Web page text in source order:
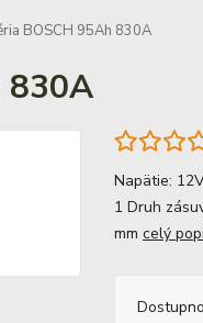
BOSCH 95Ah 830A
830A
Napätie:
1 Druh
mm celý